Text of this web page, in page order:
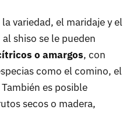
variedad, el maridaje y el
shiso se le pueden
o amargos, con
como el comino, el
es posible
secos o madera,